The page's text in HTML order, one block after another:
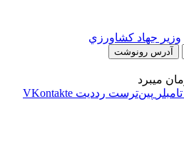
وزير جهاد کشاورزي
آدرس رونوشت
‫تامبلر ‫پین‌ترست ‫رددیت ‫VKontakte